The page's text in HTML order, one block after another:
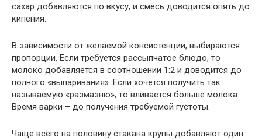
сахар добавляются по вкусу, и смесь доводится опять до
кипения.
В зависимости от желаемой консистенции, выбираются
пропорции. Если требуется рассыпчатое блюдо, то
молоко добавляется в соотношении 1:2 и доводится до
полного «выпаривания». Если хочется получить так
называемую «размазню», то вливается больше молока.
Время варки – до получения требуемой густоты.
Чаще всего на половину стакана крупы добавляют один